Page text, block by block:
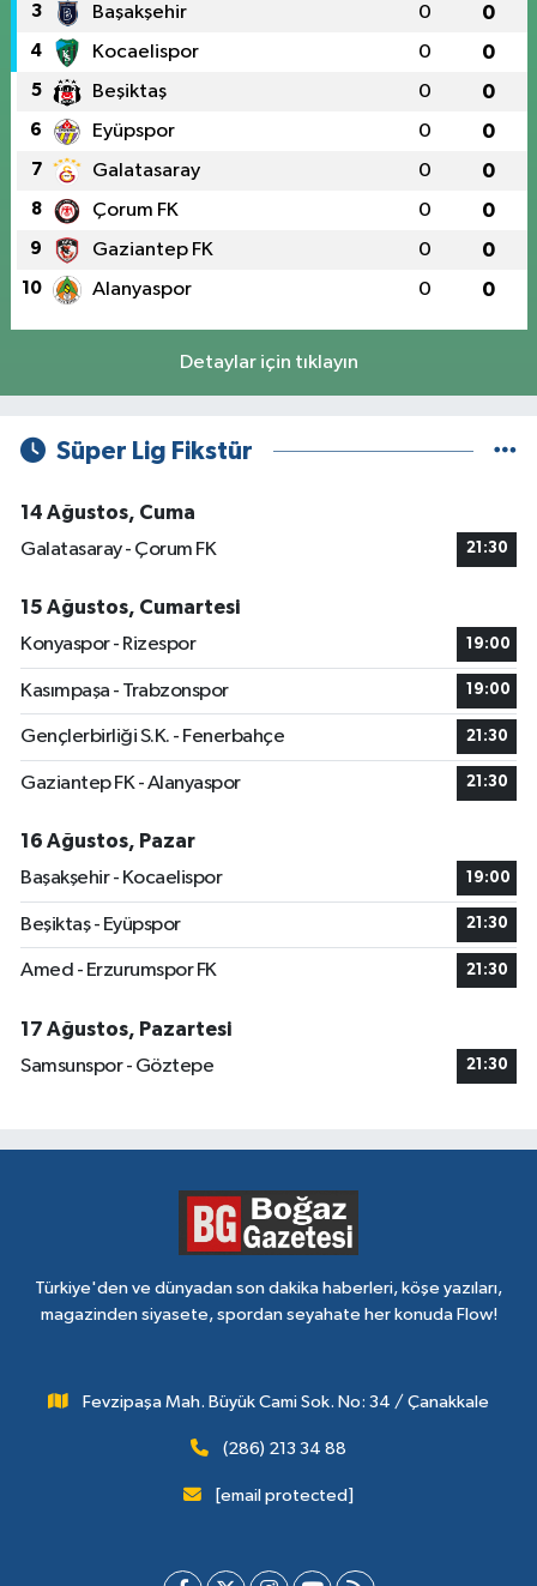
3 Başakşehir 0 0
4 Kocaelispor 0 0
5 Beşiktaş 0 0
6 Eyüpspor 0 0
7 Galatasaray 0 0
8 Çorum FK 0 0
9 Gaziantep FK 0 0
10 Alanyaspor 0 0
Detaylar için tıklayın
Süper Lig Fikstür
14 Ağustos, Cuma
Galatasaray - Çorum FK
21:30
15 Ağustos, Cumartesi
Konyaspor - Rizespor
19:00
Kasımpaşa - Trabzonspor 19:00
Gençlerbirliği S.K. - Fenerbahçe 21:30
Gaziantep FK - Alanyaspor 21:30
16 Ağustos, Pazar
Başakşehir - Kocaelispor
19:00
Beşiktaş - Eyüpspor 21:30
Amed - Erzurumspor FK 21:30
17 Ağustos, Pazartesi
Samsunspor - Göztepe
21:30
Türkiye'den ve dünyadan son dakika haberleri, köşe yazıları,
magazinden siyasete, spordan seyahate her konuda Flow!
Fevzipaşa Mah. Büyük Cami Sok. No: 34 / Çanakkale
(286) 213 34 88
[email protected]